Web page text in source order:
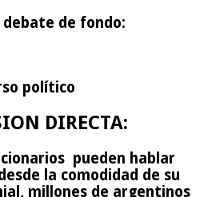
de fondo:
político
DIRECTA:
pueden hablar
la comodidad de su
millones de argentinos